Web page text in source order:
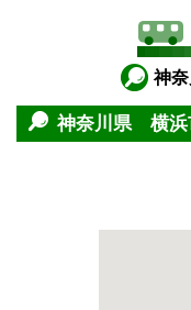
神
神奈川県 横